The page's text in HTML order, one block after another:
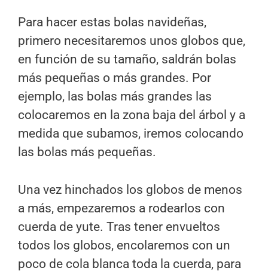
Para hacer estas bolas navideñas,
primero necesitaremos unos globos que,
en función de su tamaño, saldrán bolas
más pequeñas o más grandes. Por
ejemplo, las bolas más grandes las
colocaremos en la zona baja del árbol y a
medida que subamos, iremos colocando
las bolas más pequeñas.
Una vez hinchados los globos de menos
a más, empezaremos a rodearlos con
cuerda de yute. Tras tener envueltos
todos los globos, encolaremos con un
poco de cola blanca toda la cuerda, para